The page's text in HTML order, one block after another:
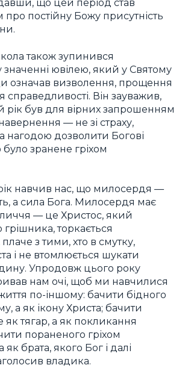
що цей період став
постійну Божу присутність
також зупинився
значенні ювілею, який у Святому
означав визволення, прощення
справедливості. Він зауважив,
був для вірних запрошенням
— не зі страху,
нагодою дозволити Богові
було зранене гріхом
навчив нас, що милосердя —
а сила Бога. Милосердя має
— це Христос, який
грішника, торкається
з тими, хто в смутку,
і не втомлюється шукати
Упродовж цього року
нам очі, щоб ми навчилися
по-іншому: бачити бідного
а як ікону Христа; бачити
як тягар, а як покликання
пораненого гріхом
як брата, якого Бог і далі
владика.